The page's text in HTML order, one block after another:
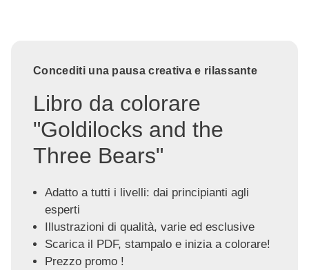
Concediti una pausa creativa e rilassante
Libro da colorare
"Goldilocks and the
Three Bears"
Adatto a tutti i livelli: dai principianti agli
esperti
Illustrazioni di qualità, varie ed esclusive
Scarica il PDF, stampalo e inizia a colorare!
Prezzo promo !